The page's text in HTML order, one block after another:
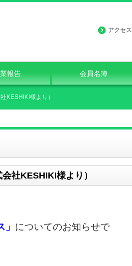
アクセス
報告 会員名簿
KESHIKI様より）
社KESHIKI様より）
についてのお知らせで